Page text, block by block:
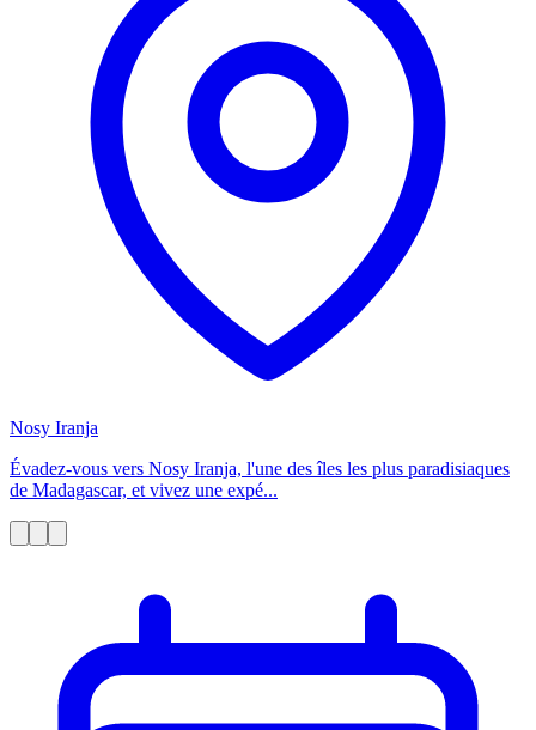
Nosy Iranja
Évadez-vous vers Nosy Iranja, l'une des îles les plus paradisiaques
de Madagascar, et vivez une expé...